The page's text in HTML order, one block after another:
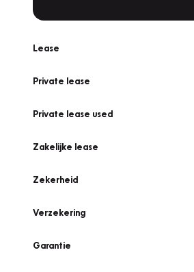
Lease
Private lease
Private lease used
Zakelijke lease
Zekerheid
Verzekering
Garantie